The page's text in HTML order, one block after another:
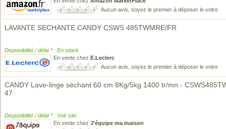
Aucun avis, soyez le premier à déposer le votre
LAVANTE SECHANTE CANDY CSWS 485TWMRE/FR
Disponibilité / délai * : En stock
En vente chez E.Leclerc
Aucun avis, soyez le premier à déposer le votre
CANDY Lave-linge séchant 60 cm 8Kg/5kg 1400 tr/mn -
47
Disponibilité / délai * : Voir site
En vente chez J'équipe ma maison